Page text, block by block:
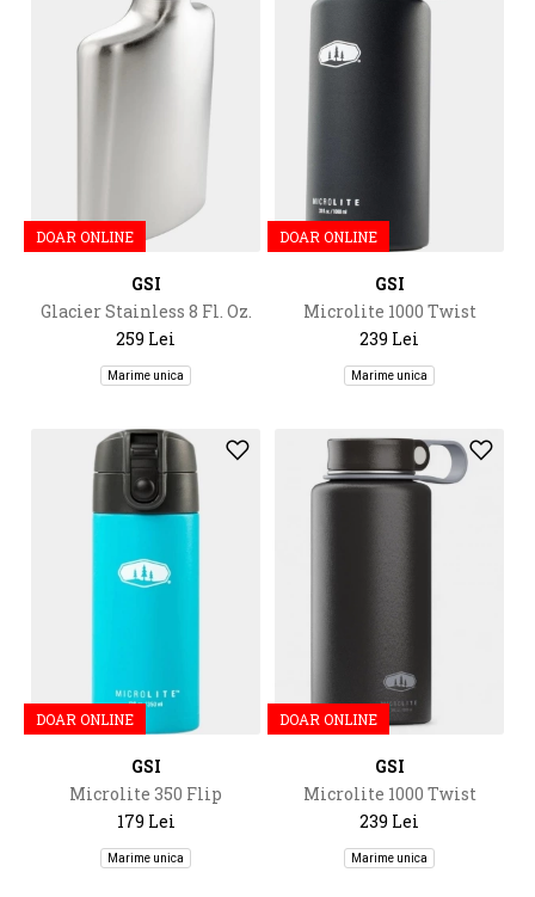
DOAR ONLINE
GSI
Glacier Stainless 8 Fl. Oz.
Hip Flask
259 Lei
Marime unica
DOAR ONLINE
GSI
Microlite 1000 Twist
239 Lei
Marime unica
DOAR ONLINE
GSI
Microlite 350 Flip
179 Lei
Marime unica
DOAR ONLINE
GSI
Microlite 1000 Twist
239 Lei
Marime unica